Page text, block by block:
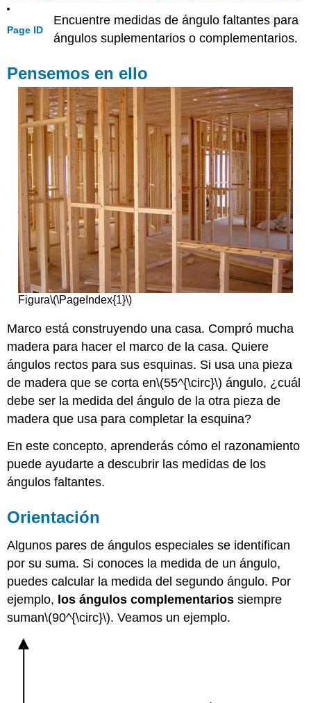
Page ID
Encuentre medidas de ángulo faltantes para
ángulos suplementarios o complementarios.
Pensemos en ello
Figura\(\PageIndex{1}\)
Marco está construyendo una casa. Compró mucha
madera para hacer el marco de la casa. Quiere
ángulos rectos para sus esquinas. Si usa una pieza
de madera que se corta en\(55^{\circ}\) ángulo, ¿cuál
debe ser la medida del ángulo de la otra pieza de
madera que usa para completar la esquina?
En este concepto, aprenderás cómo el razonamiento
puede ayudarte a descubrir las medidas de los
ángulos faltantes.
Orientación
Algunos pares de ángulos especiales se identifican
por su suma. Si conoces la medida de un ángulo,
puedes calcular la medida del segundo ángulo. Por
ejemplo, los ángulos complementarios siempre
suman\(90^{\circ}\). Veamos un ejemplo.